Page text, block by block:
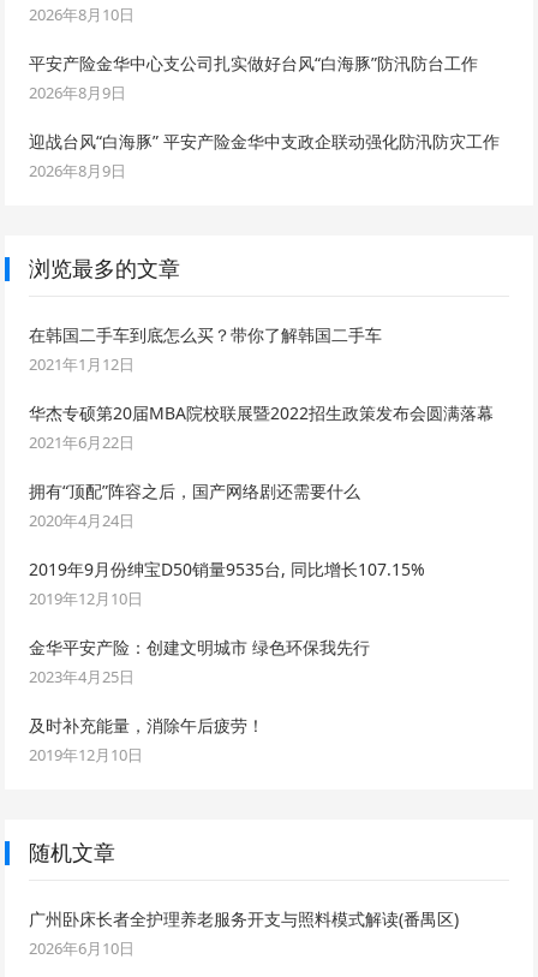
2026年8月10日
平安产险金华中心支公司扎实做好台风“白海豚”防汛防台工作
2026年8月9日
迎战台风“白海豚” 平安产险金华中支政企联动强化防汛防灾工作
2026年8月9日
浏览最多的文章
在韩国二手车到底怎么买？带你了解韩国二手车
2021年1月12日
华杰专硕第20届MBA院校联展暨2022招生政策发布会圆满落幕
2021年6月22日
拥有“顶配”阵容之后，国产网络剧还需要什么
2020年4月24日
2019年9月份绅宝D50销量9535台, 同比增长107.15%
2019年12月10日
金华平安产险：创建文明城市 绿色环保我先行
2023年4月25日
及时补充能量，消除午后疲劳！
2019年12月10日
随机文章
广州卧床长者全护理养老服务开支与照料模式解读(番禺区)
2026年6月10日